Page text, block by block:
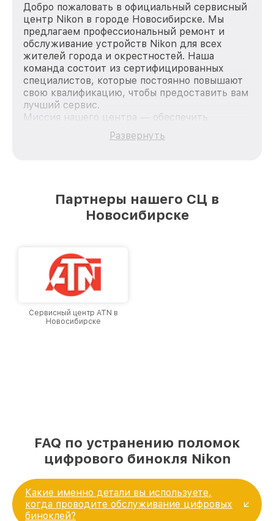
Добро пожаловать в официальный сервисный
центр Nikon в городе Новосибирске. Мы
предлагаем профессиональный ремонт и
обслуживание устройств Nikon для всех
жителей города и окрестностей. Наша
команда состоит из сертифицированных
специалистов, которые постоянно повышают
свою квалификацию, чтобы предоставить вам
лучший сервис.
Миссия нашего центра — обеспечить
качественный и доступный ремонт для
каждого пользователя продукции Nikon, вне
лучшим сервисным центром Nikon в городе
Новосибирске, постоянно повышая уровень
Развернуть
Партнеры нашего СЦ в
Новосибирске
Сервисный центр ATN в
Новосибирске
FAQ по устранению поломок
цифрового бинокля Nikon
Какие именно детали вы используете,
когда проводите обслуживание цифровых
биноклей?